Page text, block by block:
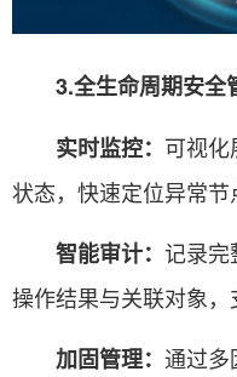
3.全生命周期安全
实时监控： 可视
状态，快速定位异常节
智能审计： 记录完
操作结果与关联对象，
加固管理： 通过多